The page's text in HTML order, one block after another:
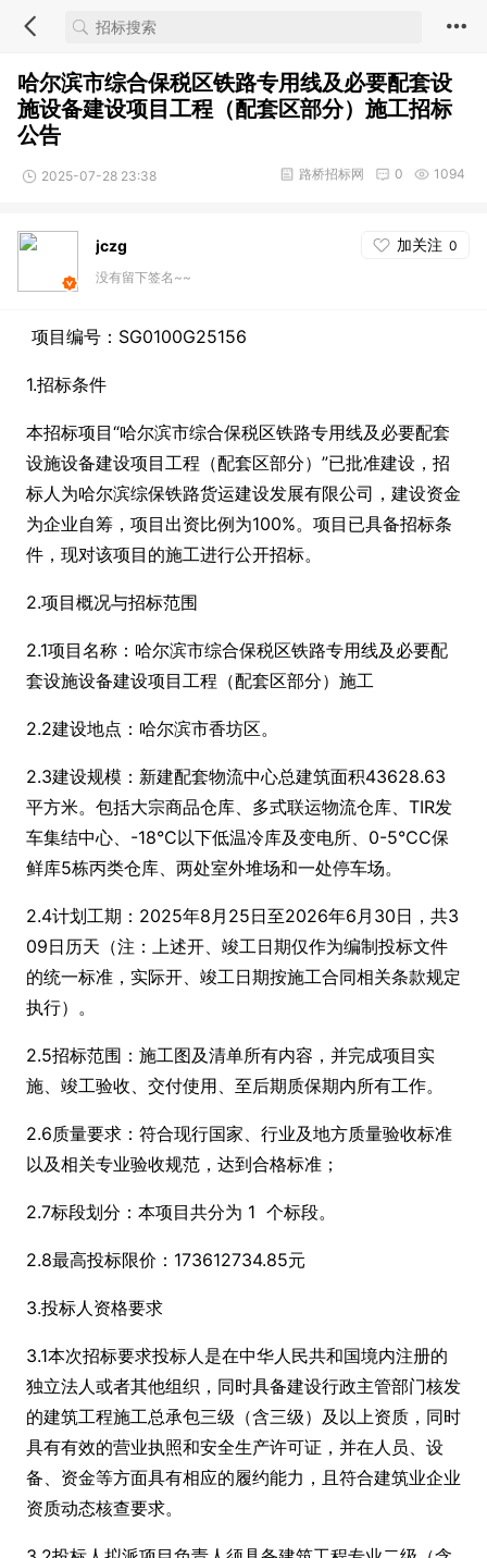
哈尔滨市综合保税区铁路专用线及必要配套设
施设备建设项目工程（配套区部分）施工招标
公告
2025-07-28 23:38 1094
0
路桥招标网
jczg 加关注 0
没有留下签名~~
项目编号：SG0100G25156
1.招标条件
本招标项目“哈尔滨市综合保税区铁路专用线及必要配套
设施设备建设项目工程（配套区部分）”已批准建设，招
标人为哈尔滨综保铁路货运建设发展有限公司，建设资金
为企业自筹，项目出资比例为100%。项目已具备招标条
件，现对该项目的施工进行公开招标。
2.项目概况与招标范围
2.1项目名称：哈尔滨市综合保税区铁路专用线及必要配
套设施设备建设项目工程（配套区部分）施工
2.2建设地点：哈尔滨市香坊区。
2.3建设规模：新建配套物流中心总建筑面积43628.63
平方米。包括大宗商品仓库、多式联运物流仓库、TIR发
车集结中心、-18°C以下低温冷库及变电所、0-5℃C保
鲜库5栋丙类仓库、两处室外堆场和一处停车场。
2.4计划工期：2025年8月25日至2026年6月30日，共3
09日历天（注：上述开、竣工日期仅作为编制投标文件
的统一标准，实际开、竣工日期按施工合同相关条款规定
执行）。
2.5招标范围：施工图及清单所有内容，并完成项目实
施、竣工验收、交付使用、至后期质保期内所有工作。
2.6质量要求：符合现行国家、行业及地方质量验收标准
以及相关专业验收规范，达到合格标准；
2.7标段划分：本项目共分为 1 个标段。
2.8最高投标限价：173612734.85元
3.投标人资格要求
3.1本次招标要求投标人是在中华人民共和国境内注册的
独立法人或者其他组织，同时具备建设行政主管部门核发
的建筑工程施工总承包三级（含三级）及以上资质，同时
具有有效的营业执照和安全生产许可证，并在人员、设
备、资金等方面具有相应的履约能力，且符合建筑业企业
资质动态核查要求。